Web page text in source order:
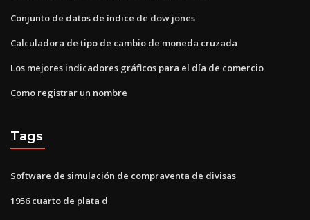
Conjunto de datos de índice de dow jones
Calculadora de tipo de cambio de moneda cruzada
Los mejores indicadores gráficos para el día de comercio
Como registrar un nombre
Tags
Software de simulación de compraventa de divisas
1956 cuarto de plata d